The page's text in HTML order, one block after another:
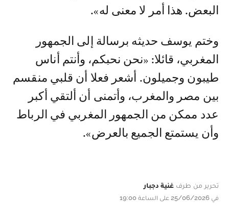
البعض. هذا أمر لا معنى له».
وختم يوسف حديثه برسالة إلى الجمهور
المغربي، قائلا: «نحن نحبكم، وأنتم أناس
طيبون وجميلون. أشعر فعلا أن قلبي منقسم
بين مصر والمغرب، وأتمنى أن ألتقي أكبر
عدد ممكن من الجمهور المغربي في الرباط
وأن يستمتع الجميع بالعرض».
تحرير من طرف غنية دجبار
في 25/06/2026 على الساعة 19:00